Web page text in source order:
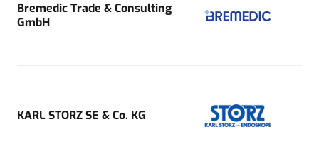
Bremedic Trade & Consulting
GmbH
KARL STORZ SE & Co. KG